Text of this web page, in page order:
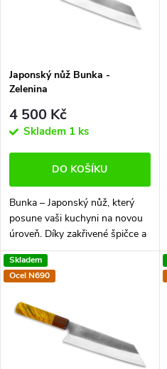
p
r
o
d
u
k
t
s
p
r
o
d
u
k
t
Japonský nůž Bunka -
Zelenina
4 500 Kč
Skladem 1 ks
DO KOŠÍKU
Bunka – Japonský nůž, který
posune vaši kuchyni na novou
úroveň. Díky zakřivené špičce a
dokonale vyvážené čepeli,
Bunka je ideální pro každý úkol
– od jemného krájení zeleniny...
Skladem
Ocel N690